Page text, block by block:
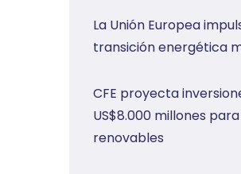
La Unión Europea
transición energética
CFE proyecta
US$8.000 millones
renovables